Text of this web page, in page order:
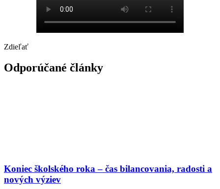
Zdieľať
Odporúčané články
Koniec školského roka – čas bilancovania, radosti a
nových výziev